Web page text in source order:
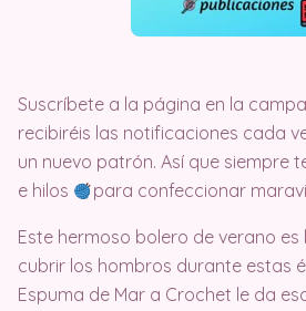
Suscríbete a la página en la
recibiréis las notificaciones cada
un nuevo patrón. Así que siempre
e hilos
para confeccionar
Este hermoso bolero de verano
cubrir los hombros durante estas
Espuma de Mar a Crochet le da